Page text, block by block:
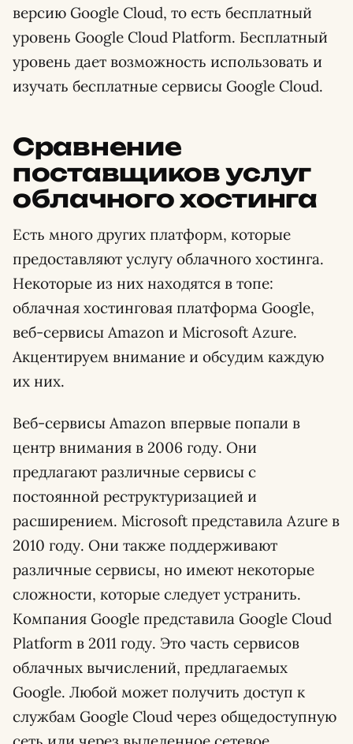
версию Google Cloud, то есть бесплатный
уровень Google Cloud Platform. Бесплатный
уровень дает возможность использовать и
изучать бесплатные сервисы Google Cloud.
Сравнение
поставщиков услуг
облачного хостинга
Есть много других платформ, которые
предоставляют услугу облачного хостинга.
Некоторые из них находятся в топе:
облачная хостинговая платформа Google,
веб-сервисы Amazon и Microsoft Azure.
Акцентируем внимание и обсудим каждую
их них.
Веб-сервисы Amazon впервые попали в
центр внимания в 2006 году. Они
предлагают различные сервисы с
постоянной реструктуризацией и
расширением. Microsoft представила Azure в
2010 году. Они также поддерживают
различные сервисы, но имеют некоторые
сложности, которые следует устранить.
Компания Google представила Google Cloud
Platform в 2011 году. Это часть сервисов
облачных вычислений, предлагаемых
Google. Любой может получить доступ к
службам Google Cloud через общедоступную